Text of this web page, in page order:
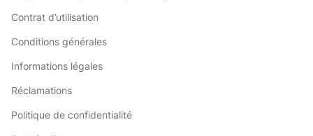
Contrat d’utilisation
Conditions générales
Informations légales
Réclamations
Politique de confidentialité